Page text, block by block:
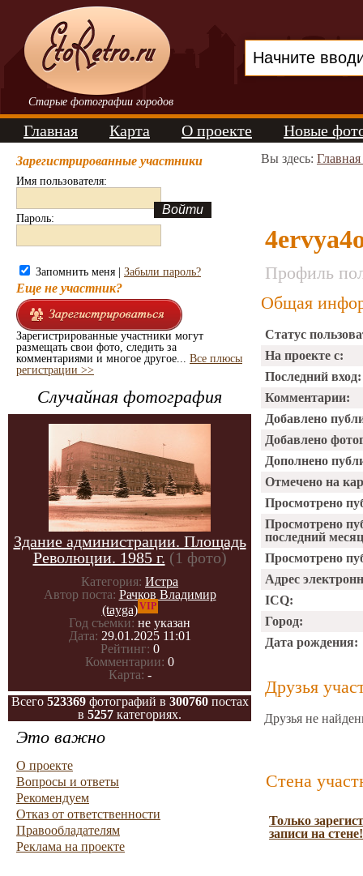
Старые фотографии городов
Главная Карта О проекте Новые
Зарегистрированные участники
Имя пользователя:
Пароль:
Запомнить меня | Забыли пароль?
Еще не участник?
Зарегистрированные участники могут
размещать свои фото, следить за
комментариями и многое другое... Все плюсы
регистрации >>
Случайная фотография
Здание администрации. Площадь
Революции. 1985 г. (1 фото)
Категория: Истра
Автор поста: Рачков Владимир
(tayga)VIP
Год съемки: не указан
Дата: 29.01.2025 11:01
Рейтинг: 0
Комментарии: 0
Карта: -
Всего 523369фотографий в 300760постах
в 5257 категориях.
Это важно
О проекте
Вопросы и ответы
Рекомендуем
Отказ от ответственности
Правообладателям
Реклама на проекте
Вы здесь:
Профиль
Общая
Статус
На проекте с:
Последний вход:
Комментарии:
Добавлено
Добавлено
Дополнено
Отмечено на
Просмотрено
Просмотрено
последний
Просмотрено
Адрес
ICQ:
Город:
Дата рождения:
Друзья
Друзья не
Стена
Только
записи на стене!